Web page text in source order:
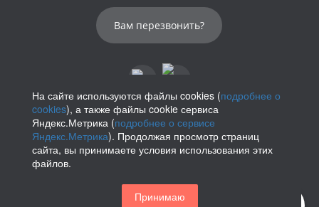
Вам перезвонить?
info@parikof.ru
Политика конфиденциальности
Магазин париков — Parikof. 2026
На сайте используются файлы cookies (подробнее о
cookies), а также файлы cookie сервиса
Яндекс.Метрика (подробнее о сервисе
Яндекс.Метрика). Продолжая просмотр страниц
сайта, вы принимаете условия использования этих
файлов.
Принимаю